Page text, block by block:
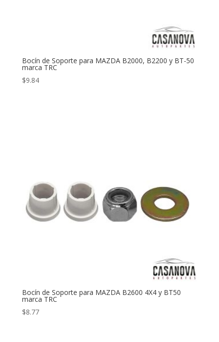
Bocín de Soporte para MAZDA B2000, B2200 y BT-50
marca TRC
$9.84
Bocín de Soporte para MAZDA B2600 4X4 y BT50
marca TRC
$8.77